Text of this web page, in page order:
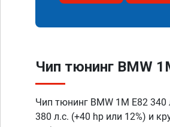
Чип тюнинг BMW
Чип тюнинг BMW 1M E82
380 л.с. (+40 hp или 12%) и